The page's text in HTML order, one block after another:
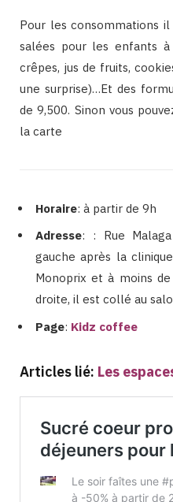
Pour les consommations
salées pour les enfants
crêpes, jus de fruits,
une surprise)…Et des
de 9,500. Sinon vous
la carte
Horaire: à partir de 9h
Adresse: : Rue
gauche après la
Monoprix et à moins
droite, il est collé au
Page: Kidz coffee
Articles lié: Les